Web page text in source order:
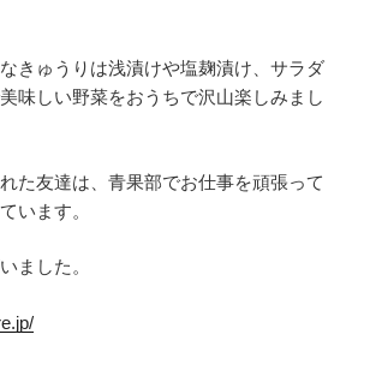
きゅうりは浅漬けや塩麹漬け、サラダ
味しい野菜をおうちで沢山楽しみまし
た友達は、青果部でお仕事を頑張って
います。
ました。